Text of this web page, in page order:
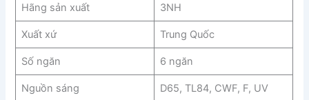
Hãng sản xuất 3NH
Xuất xứ Trung Quốc
Số ngăn 6 ngăn
Nguồn sáng D65, TL84, CWF, F, UV